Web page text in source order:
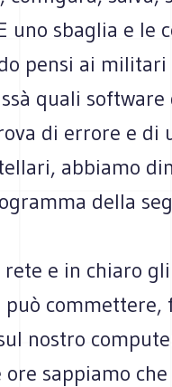
uno sbaglia e le
pensi ai
quali software
di errore e di
abbiamo
della
e in chiaro
commettere,
nostro
sappiamo